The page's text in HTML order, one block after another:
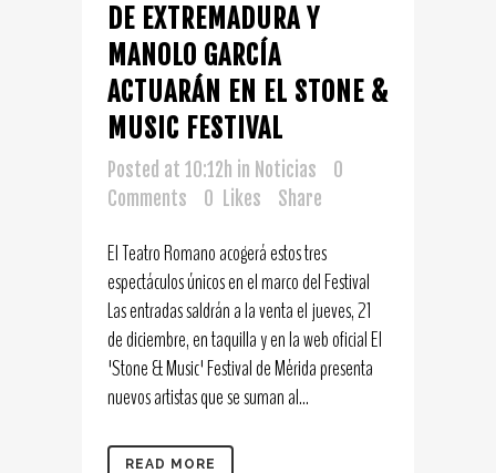
DE EXTREMADURA Y
MANOLO GARCÍA
ACTUARÁN EN EL STONE &
MUSIC FESTIVAL
Posted at 10:12h in Noticias
0
Comments
0 Likes Share
El Teatro Romano acogerá estos tres
espectáculos únicos en el marco del Festival
Las entradas saldrán a la venta el jueves, 21
de diciembre, en taquilla y en la web oficial El
'Stone & Music' Festival de Mérida presenta
nuevos artistas que se suman al...
READ MORE